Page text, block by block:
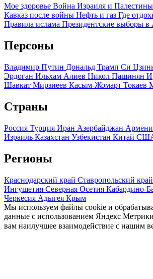
Мое здоровье Война Израиля и
Кавказ после войны Нефть и газ Где
Правила ислама Президентские выборы в
Персоны
Владимир Путин Дональд Трамп Си
Эрдоган Ильхам Алиев Никол Пашинян
Шавкат Мирзиеев Касым-Жомарт Токаев
Страны
Россия Турция Иран Азербайджан
Израиль Казахстан Узбекистан Китай
Регионы
Краснодарский край Ставропольский край
Ингушетия Северная Осетия Кабардино-
Черкесия Адыгея Крым
Мы используем файлы cookie и
данные с использованием Яндекс
вам наилучшее взаимодействие с нашим